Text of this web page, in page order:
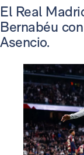
El Real
Bernabéu
Asencio.